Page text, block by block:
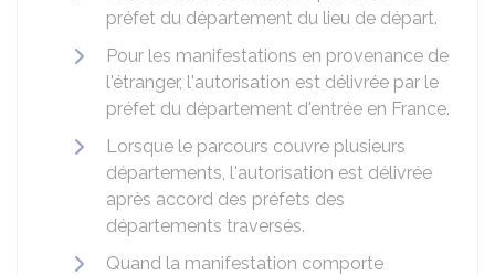
préfet du département du lieu de départ.
Pour les manifestations en provenance de
l'étranger, l'autorisation est délivrée par le
préfet du département d'entrée en France.
Lorsque le parcours couvre plusieurs
départements, l'autorisation est délivrée
après accord des préfets des
départements traversés.
Quand la manifestation comporte